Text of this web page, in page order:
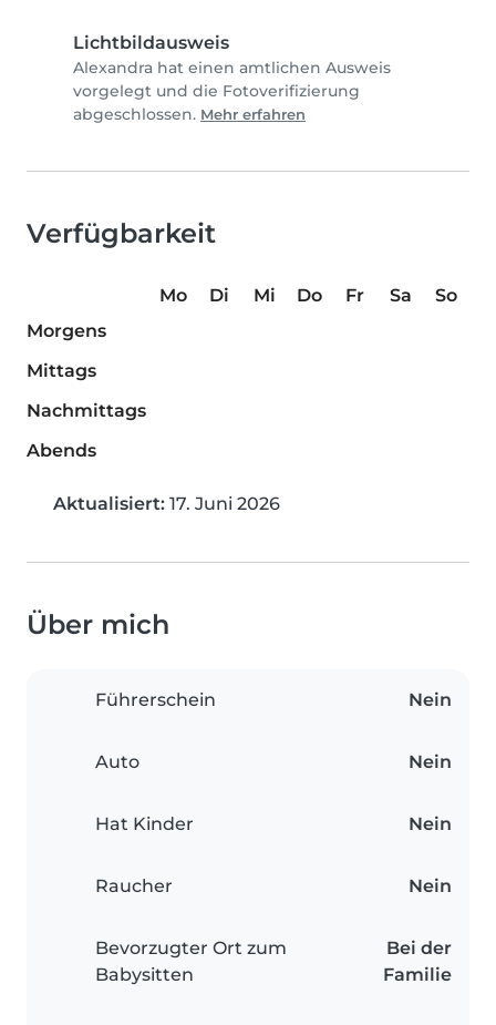
Lichtbildausweis
Alexandra hat einen amtlichen Ausweis
vorgelegt und die Fotoverifizierung
abgeschlossen. Mehr erfahren
Verfügbarkeit
Mo Di Mi Do Fr Sa
So
Morgens
Mittags
Nachmittags
Abends
Aktualisiert: 17. Juni 2026
Über mich
Führerschein Nein
Auto Nein
Hat Kinder Nein
Raucher Nein
Bevorzugter Ort zum
Babysitten
Bei der
Familie